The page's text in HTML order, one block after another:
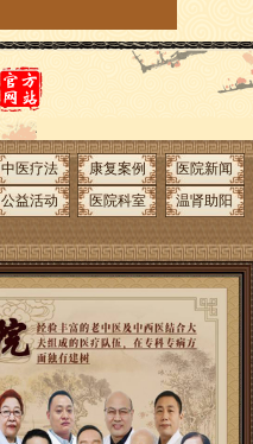
中医疗法 康复案例
医院新闻
公益活动 医院科室
温肾助阳